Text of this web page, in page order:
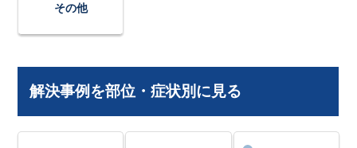
その他
解決事例を部位・症状別に見る